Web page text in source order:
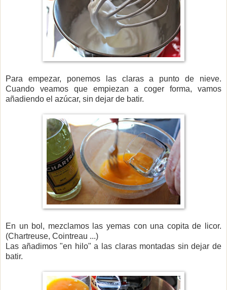
Para empezar, ponemos las claras a punto de nieve.
Cuando veamos que empiezan a coger forma, vamos
añadiendo el azúcar, sin dejar de batir.
En un bol, mezclamos las yemas con una copita de licor.
(Chartreuse, Cointreau ...)
Las añadimos "en hilo" a las claras montadas sin dejar de
batir.